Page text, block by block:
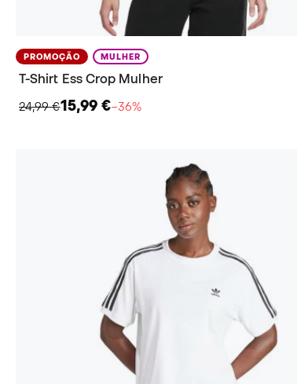
PROMOÇÃO MULHER
T-Shirt Ess Crop Mulher
24,99 €15,99 €−36%